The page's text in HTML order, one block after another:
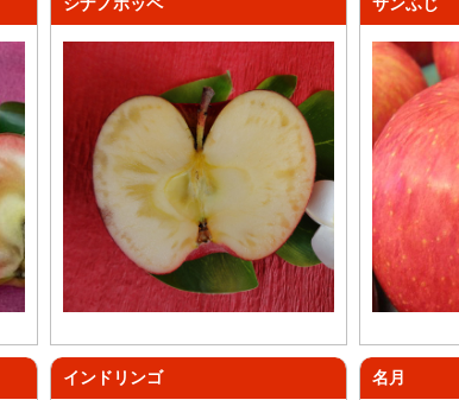
インドリンゴ 名月